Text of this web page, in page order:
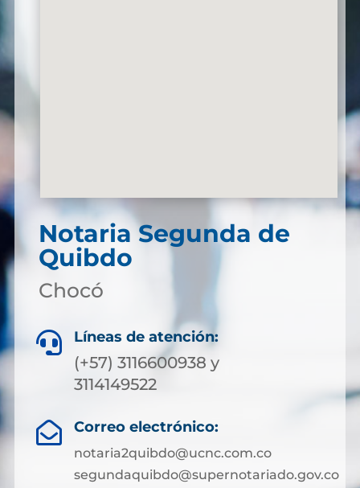
Notaria Segunda de
Quibdo
Chocó
 Líneas de atención:
(+57) 3116600938 y
3114149522
 Correo electrónico:
notaria2quibdo@ucnc.com.co
segundaquibdo@supernotariado.gov.co